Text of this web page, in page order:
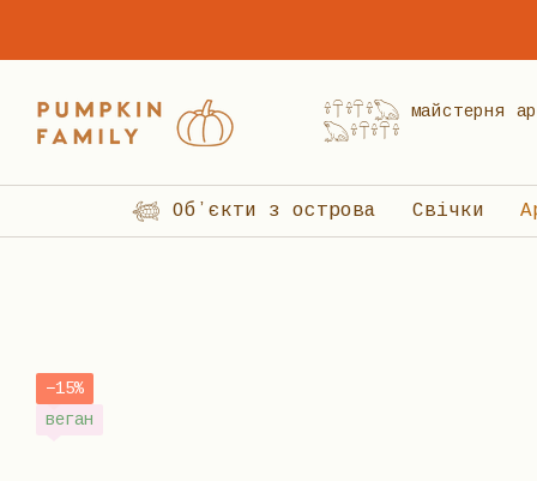
𓍊𓋼𓍊𓋼𓍊𓆏 майстерня
𓆏𓍊𓋼𓍊𓋼𓍊
𓆉 Обʼєкти з острова Свічки
−15%
веган